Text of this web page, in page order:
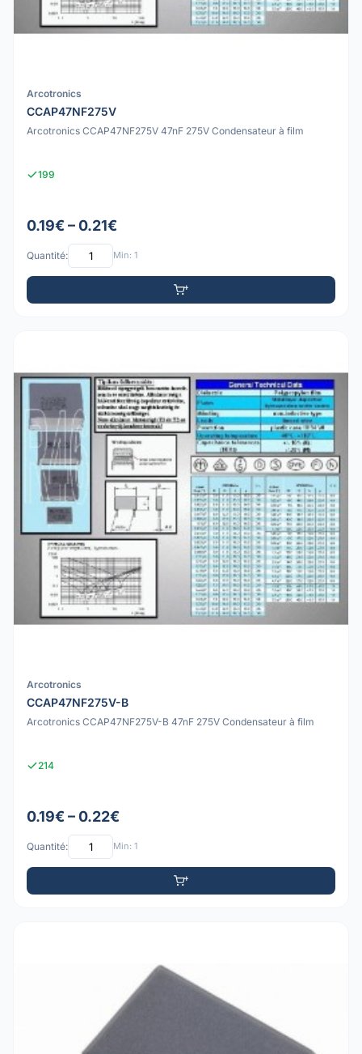
Arcotronics
CCAP47NF275V
Arcotronics CCAP47NF275V 47nF 275V Condensateur à film
199
0.19€ – 0.21€
Quantité: Min: 1
Arcotronics
CCAP47NF275V-B
Arcotronics CCAP47NF275V-B 47nF 275V Condensateur à film
214
0.19€ – 0.22€
Quantité: Min: 1